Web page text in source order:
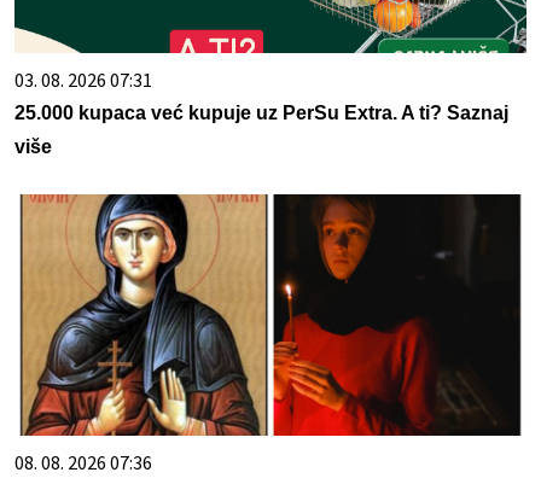
03. 08. 2026 07:31
25.000 kupaca već kupuje uz PerSu Extra. A ti? Saznaj
više
08. 08. 2026 07:36